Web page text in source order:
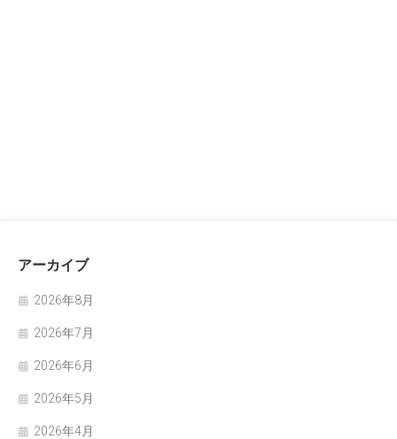
アーカイブ
2026年8月
2026年7月
2026年6月
2026年5月
2026年4月